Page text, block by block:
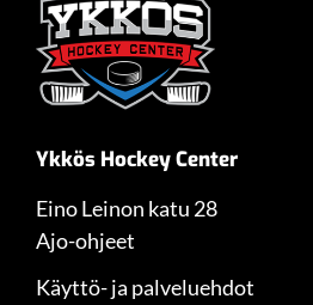
Ykkös Hockey Center
Eino Leinon katu 28
Ajo-ohjeet
Käyttö- ja palveluehdot